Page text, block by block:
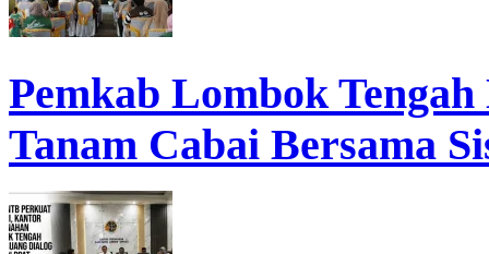
Pemkab Lombok
Tanam Cabai Bersama